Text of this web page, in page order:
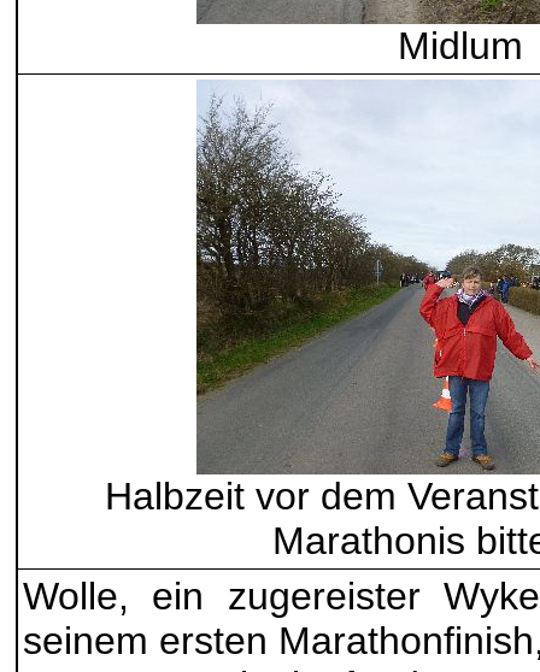
Midlum
Halbzeit vor dem
Marathonis
Wolle, ein zugereister
seinem ersten